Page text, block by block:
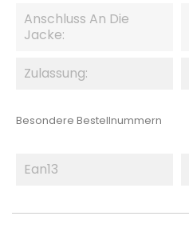
Anschluss An Die
Jacke:
Zulassung:
Besondere Bestellnummern
Ean13